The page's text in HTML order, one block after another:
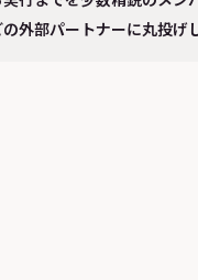
外部パートナーに丸投げ